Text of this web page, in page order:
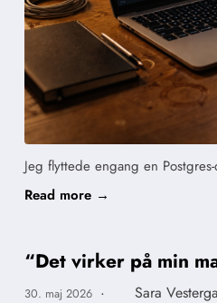
Jeg flyttede engang en
Read more →
“Det virker på min
30. maj 2026 · Sara